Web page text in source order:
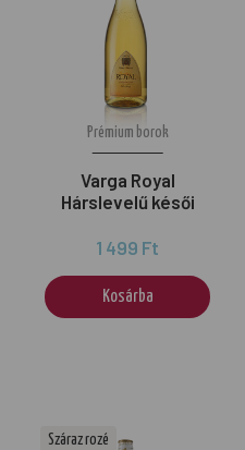
Prémium borok
Varga Royal
Hárslevelű késői
1 499 Ft
Kosárba
Száraz rozé